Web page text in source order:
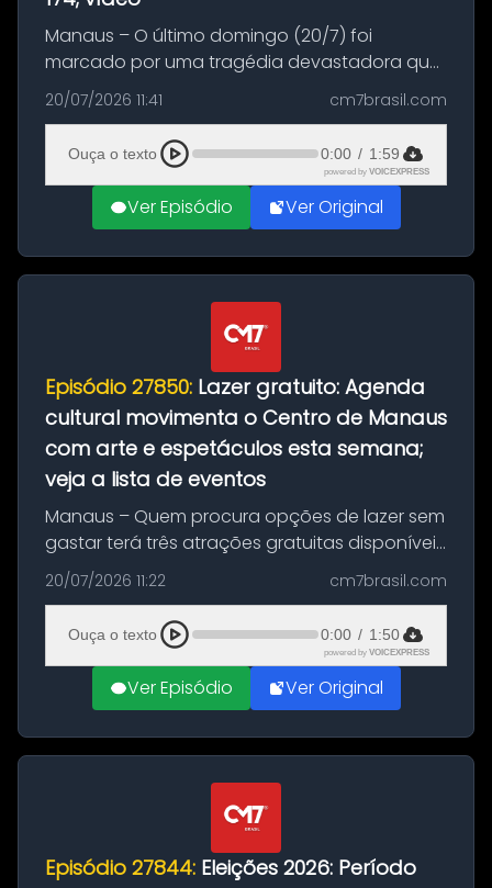
Manaus – O último domingo (20/7) foi
marcado por uma tragédia devastadora que
resultou na morte precoce de dois jovens na
BR-174, na zona rural de Manaus. Um passeio
com destino a um típico café regio...
20/07/2026 11:41 cm7brasil.com
Ouça o texto 0:00 / 1:59
powered by VOICEXPRESS
Ver Episódio Ver Original
Episódio 27850: Lazer gratuito: Agenda
cultural movimenta o Centro de Manaus
com arte e espetáculos esta semana;
veja a lista de eventos
Manaus – Quem procura opções de lazer sem
gastar terá três atrações gratuitas disponíveis
entre esta segunda-feira (20) e quinta-feira
(23). A programação inclui uma exposição
dedicada à história das ...
20/07/2026 11:22 cm7brasil.com
Ouça o texto 0:00 / 1:50
powered by VOICEXPRESS
Ver Episódio Ver Original
Episódio 27844: Eleições 2026: Período